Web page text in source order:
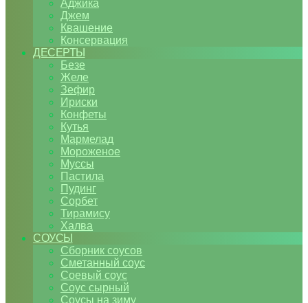
Аджика
Джем
Квашение
Консервация
ДЕСЕРТЫ
Безе
Желе
Зефир
Ириски
Конфеты
Кутья
Мармелад
Мороженое
Муссы
Пастила
Пудинг
Сорбет
Тирамису
Халва
СОУСЫ
Сборник соусов
Сметанный соус
Соевый соус
Соус сырный
Соусы на зиму